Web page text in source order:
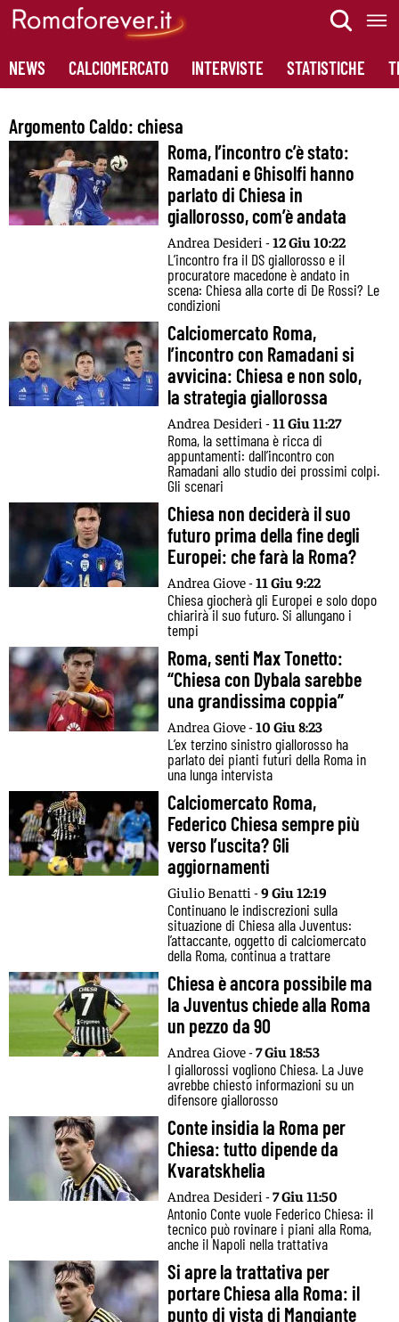
Skip
content
NEWS CALCIOMERCATO INTERVISTE STATISTICHE
Argomento Caldo:chiesa
Roma, l’incontro c’è stato:
Ramadani e Ghisolfi hanno
parlato di Chiesa in
giallorosso, com’è andata
Andrea Desideri -12 Giu 10:22
L’incontro fra il DS giallorosso e il
procuratore macedone è andato in
scena: Chiesa alla corte di De Rossi? Le
condizioni
Calciomercato Roma,
l’incontro con Ramadani si
avvicina: Chiesa e non solo,
la strategia giallorossa
Andrea Desideri -11 Giu 11:27
Roma, la settimana è ricca di
appuntamenti: dall’incontro con
Ramadani allo studio dei prossimi colpi.
Gli scenari
Chiesa non deciderà il suo
futuro prima della fine degli
Europei: che farà la Roma?
Andrea Giove -11 Giu 9:22
Chiesa giocherà gli Europei e solo dopo
chiarirà il suo futuro. Si allungano i
tempi
Roma, senti Max Tonetto:
“Chiesa con Dybala sarebbe
una grandissima coppia”
Andrea Giove -10 Giu 8:23
L’ex terzino sinistro giallorosso ha
parlato dei pianti futuri della Roma in
una lunga intervista
Calciomercato Roma,
Federico Chiesa sempre più
verso l’uscita? Gli
aggiornamenti
Giulio Benatti -9 Giu 12:19
Continuano le indiscrezioni sulla
situazione di Chiesa alla Juventus:
l’attaccante, oggetto di calciomercato
della Roma, continua a trattare
Chiesa è ancora possibile ma
la Juventus chiede alla Roma
un pezzo da 90
Andrea Giove -7 Giu 18:53
I giallorossi vogliono Chiesa. La Juve
avrebbe chiesto informazioni su un
difensore giallorosso
Conte insidia la Roma per
Chiesa: tutto dipende da
Kvaratskhelia
Andrea Desideri -7 Giu 11:50
Antonio Conte vuole Federico Chiesa: il
tecnico può rovinare i piani alla Roma,
anche il Napoli nella trattativa
Si apre la trattativa per
portare Chiesa alla Roma: il
punto di vista di Mangiante